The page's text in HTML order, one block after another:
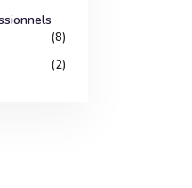
(8)
(2)